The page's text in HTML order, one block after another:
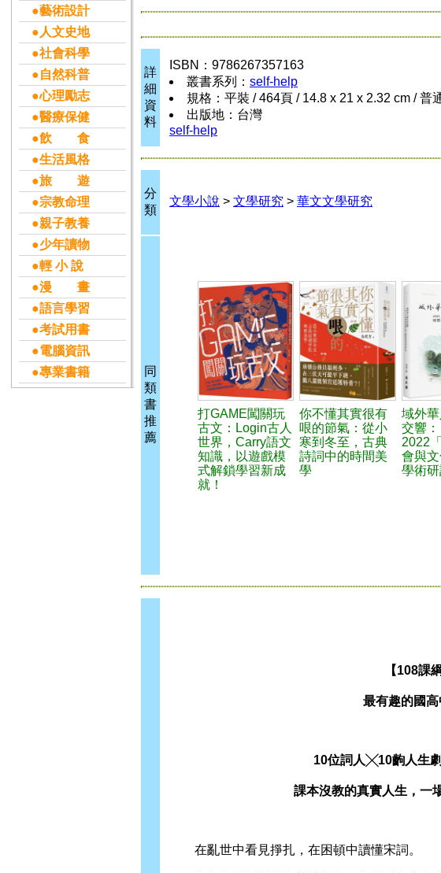
●藝術設計
●人文史地
●社會科學
●自然科普
●心理勵志
●醫療保健
●飲 食
●生活風格
●旅 遊
●宗教命理
●親子教養
●少年讀物
●輕 小 說
●漫 畫
●語言學習
●考試用書
●電腦資訊
●專業書籍
詳
細
資
料
ISBN：9786267357163
叢書系列： self-help
規格：平裝 / 464頁 / 14.8 x 21 x 2.32 cm / 普
出版地：台灣
self-help
分
類
文學小說 > 文學研究 > 華文文學研究
同
類
書
推
薦
打GAME闖關玩
古文：Login古人
世界，Carry語文
知識，以遊戲模
式解鎖學習新成
就！
你不懂其實很有
哏的節氣：從小
寒到冬至，古典
詩詞中的時間美
學
域外
交響：
2022
會與
學術
【108課
最有趣的國
10位詞人╳10齣人生
課本沒教的真實人生，一
在亂世中看見掙扎，在困頓中讀懂宋詞。